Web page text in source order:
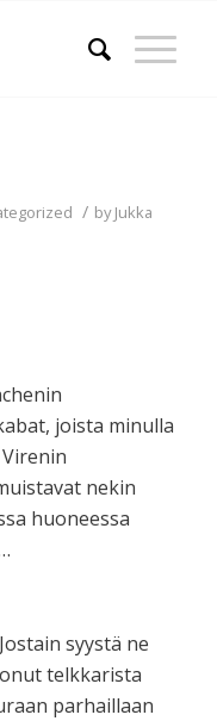
/ byJukka
joista minulla
nekin
huoneessa
syystä ne
telkkarista
parhaillaan